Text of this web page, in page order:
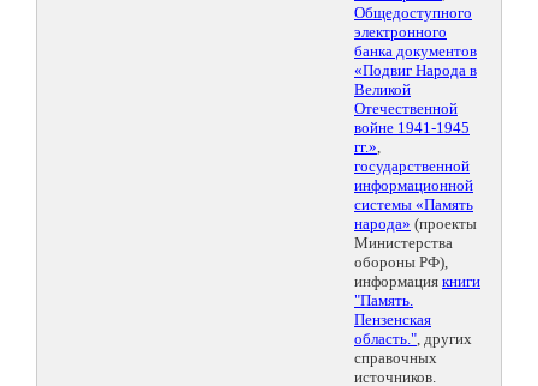
Общедоступного
электронного
банка документов
«Подвиг Народа в
Великой
Отечественной
войне 1941-1945
гг.»,
государственной
информационной
системы «Память
народа» (проекты
Министерства
обороны РФ),
информация книги
"Память.
Пензенская
область.", других
справочных
источников.